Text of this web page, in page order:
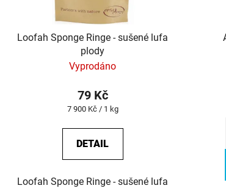
Loofah Sponge Ringe - sušené lufa
plody
Vyprodáno
79 Kč
Měrná
7 900 Kč / 1 kg
DETAIL
Loofah Sponge Ringe - sušené lufa